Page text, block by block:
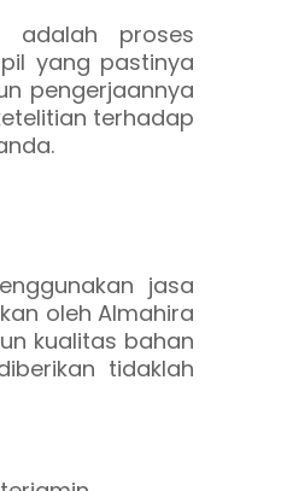
adalah proses
yang pastinya
pengerjaannya
terhadap
jasa
oleh Almahira
kualitas bahan
tidaklah